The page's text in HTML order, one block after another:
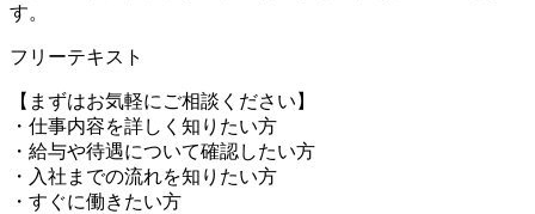
す。
フリーテキスト
【まずはお気軽にご相談ください】
・仕事内容を詳しく知りたい方
・給与や待遇について確認したい方
・入社までの流れを知りたい方
・すぐに働きたい方